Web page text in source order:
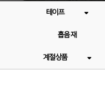
테이프
흡음재
계절상품